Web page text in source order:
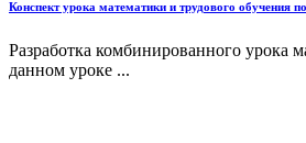
Конспект урока математики и трудового обучения
Разработка комбинированного урока
данном уроке ...